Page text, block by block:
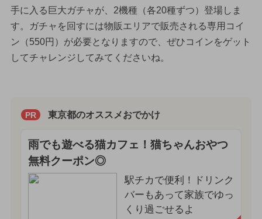
手に入る巨大ガチャが、2機種（各20種ずつ）登場しま
す。ガチャを回すには物販エリアで販売される専用コイ
ン（550円）が必要となりますので、ぜひコインをゲット
してチャレンジしてみてくださいね。
PR 東京都のオススメおでかけ
雨でも遊べる猫カフェ！猫ちゃんおやつ
無料クーポン◎
駅チカで便利！ドリンク
バーもあって家族でゆっ
くり過ごせるよ